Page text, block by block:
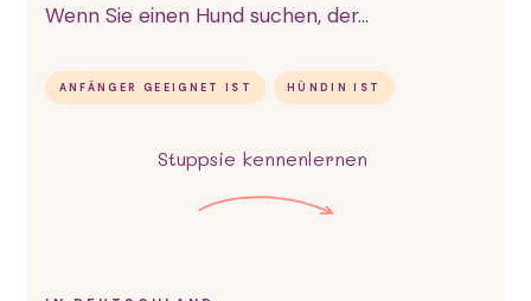
Wenn Sie einen Hund suchen, der...
ANFÄNGER GEEIGNET IST HÜNDIN IST
Stuppsie kennenlernen